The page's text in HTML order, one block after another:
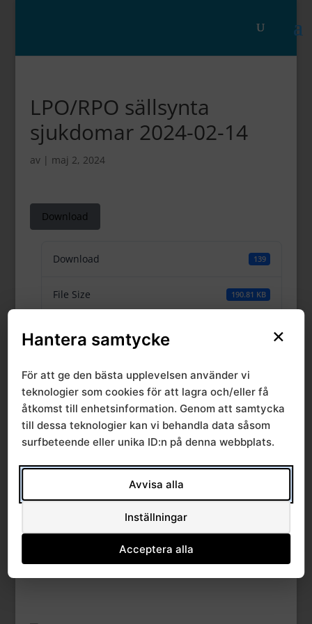
LPO/RPO sällsynta
sjukdomar 2024-02-14
av | maj 2, 2024
Download
Download 139
File Size 190.81 KB
Last Updated
LPO/RPO sällsynta
sjukdomar 2024-02-
×
Hantera samtycke
För att ge den bästa upplevelsen använder vi
teknologier som cookies för att lagra och/eller få
åtkomst till enhetsinformation. Genom att samtycka
till dessa teknologier kan vi behandla data såsom
surfbeteende eller unika ID:n på denna webbplats.
Avvisa alla
Inställningar
Acceptera alla